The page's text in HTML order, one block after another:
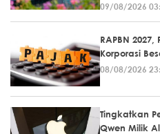
09/08/2026
RAPBN
Korporasi
08/08/2026
Tingkatkan
Qwen Milik